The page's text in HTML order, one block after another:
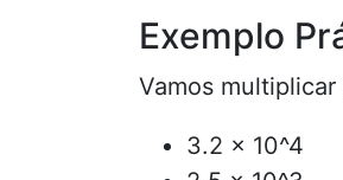
Exemplo
Vamos
3.2 × 10^4